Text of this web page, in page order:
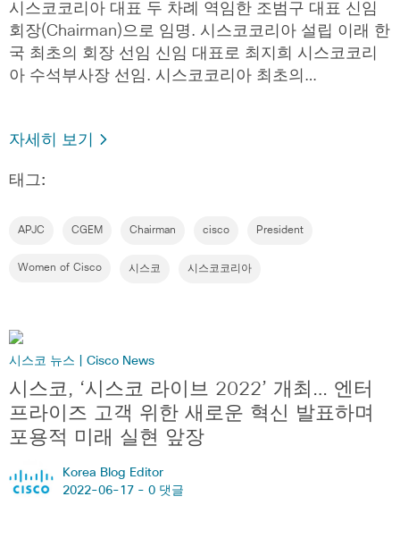
시스코코리아 대표 두 차례 역임한 조범구 대표 신임
회장(Chairman)으로 임명. 시스코코리아 설립 이래 한
국 최초의 회장 선임 신임 대표로 최지희 시스코코리
아 수석부사장 선임. 시스코코리아 최초의…
자세히 보기
태그:
APJC CGEM Chairman cisco President
Women of Cisco 시스코 시스코코리아
시스코 뉴스 | Cisco News
시스코, ‘시스코 라이브 2022’ 개최… 엔터
프라이즈 고객 위한 새로운 혁신 발표하며
포용적 미래 실현 앞장
Korea Blog Editor
2022-06-17 - 0 댓글